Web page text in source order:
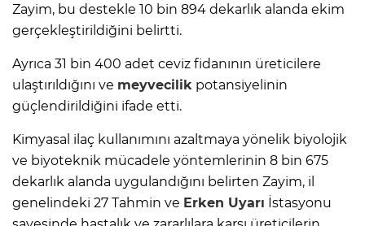
Zayim, bu destekle 10 bin 894 dekarlık alanda ekim
gerçekleştirildiğini belirtti.
Ayrıca 31 bin 400 adet ceviz fidanının üreticilere
ulaştırıldığını ve meyvecilik potansiyelinin
güçlendirildiğini ifade etti.
Kimyasal ilaç kullanımını azaltmaya yönelik biyolojik
ve biyoteknik mücadele yöntemlerinin 8 bin 675
dekarlık alanda uygulandığını belirten Zayim, il
genelindeki 27 Tahmin ve Erken Uyarı İstasyonu